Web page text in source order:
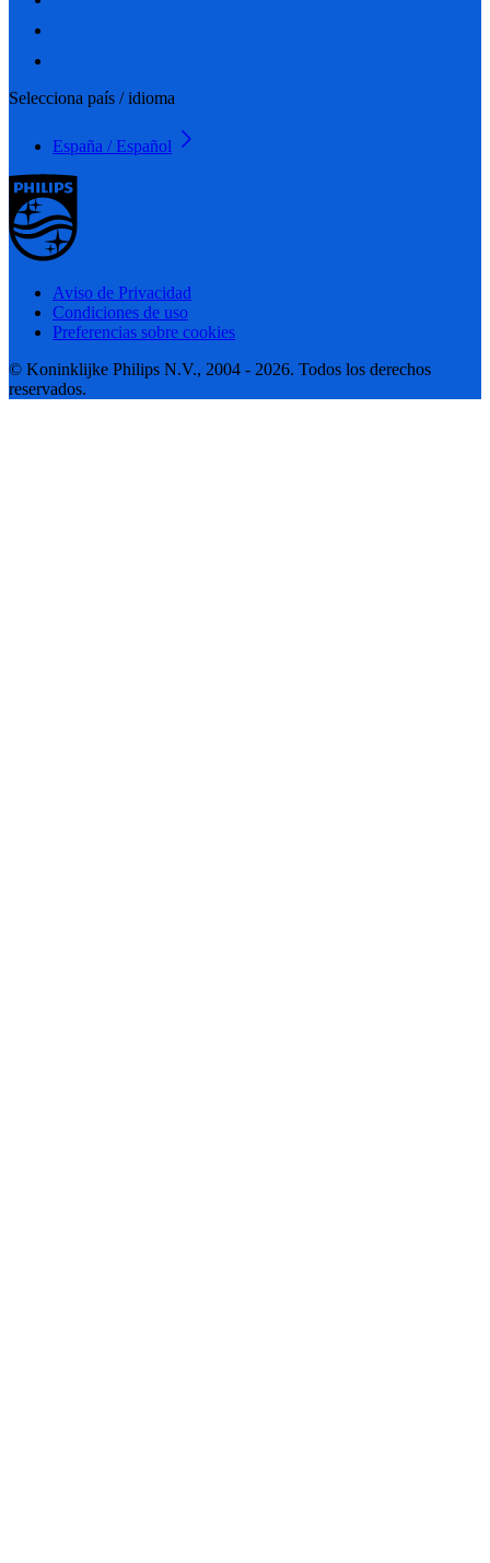
Selecciona país / idioma
España / Español
Aviso de Privacidad
Condiciones de uso
Preferencias sobre cookies
© Koninklijke Philips N.V., 2004 - 2026. Todos los derechos
reservados.